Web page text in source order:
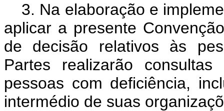
3. Na elaboração e
aplicar a presente
de decisão relativos às
Partes realizarão
pessoas com deficiência,
intermédio de suas